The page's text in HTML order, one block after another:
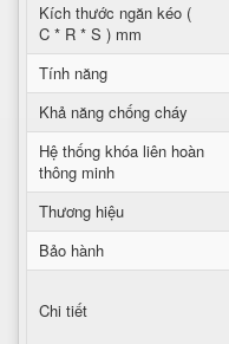
Kích thước ngăn kéo (
C * R * S ) mm
Tính năng
Khả năng chống cháy
Hệ thống khóa liên hoàn
thông minh
Thương hiệu
Bảo hành
Chi tiết